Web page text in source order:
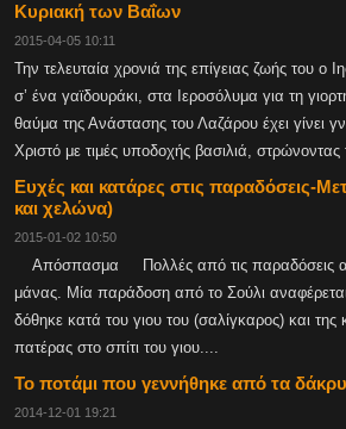
Κυριακή των Βαΐων
2015-04-05 10:11
Την τελευταία χρονιά της επίγειας ζωής του ο
σ’ ένα γαϊδουράκι, στα Ιεροσόλυμα για τη
θαύμα της Ανάστασης του Λαζάρου έχει γίνει
Χριστό με τιμές υποδοχής βασιλιά,
Ευχές και κατάρες στις παραδόσεις-
και χελώνα)
2015-01-02 10:50
Απόσπασμα Πολλές από τις παραδόσεις
μάνας. Μία παράδοση από το Σούλι
δόθηκε κατά του γιου του (σαλίγκαρος) και
πατέρας στο σπίτι του γιου....
Το ποτάμι που γεννήθηκε από τα
2014-12-01 19:21